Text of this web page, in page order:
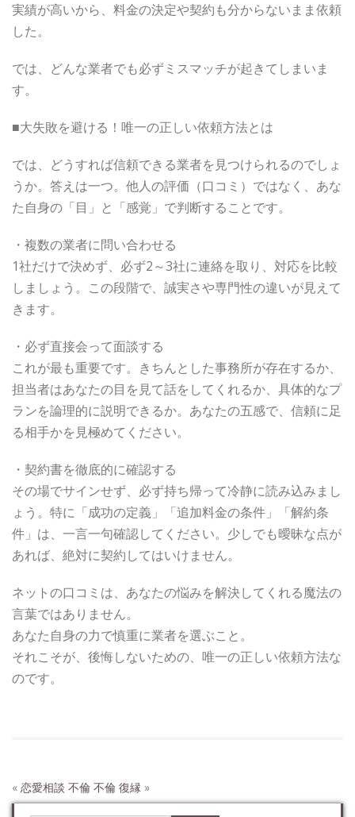
実績が高いから、料金の決定や契約も分からないまま依頼
した。
では、どんな業者でも必ずミスマッチが起きてしまいま
す。
■大失敗を避ける！唯一の正しい依頼方法とは
では、どうすれば信頼できる業者を見つけられるのでしょ
うか。答えは一つ。他人の評価（口コミ）ではなく、あな
た自身の「目」と「感覚」で判断することです。
・複数の業者に問い合わせる
1社だけで決めず、必ず2～3社に連絡を取り、対応を比較
しましょう。この段階で、誠実さや専門性の違いが見えて
きます。
・必ず直接会って面談する
これが最も重要です。きちんとした事務所が存在するか、
担当者はあなたの目を見て話をしてくれるか、具体的なプ
ランを論理的に説明できるか。あなたの五感で、信頼に足
る相手かを見極めてください。
・契約書を徹底的に確認する
その場でサインせず、必ず持ち帰って冷静に読み込みまし
ょう。特に「成功の定義」「追加料金の条件」「解約条
件」は、一言一句確認してください。少しでも曖昧な点が
あれば、絶対に契約してはいけません。
ネットの口コミは、あなたの悩みを解決してくれる魔法の
言葉ではありません。
あなた自身の力で慎重に業者を選ぶこと。
それこそが、後悔しないための、唯一の正しい依頼方法な
のです。
« 恋愛相談 不倫 不倫 復縁 »